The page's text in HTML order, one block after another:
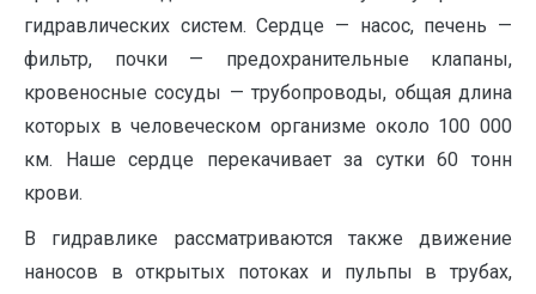
гидравлических систем. Сердце — насос, печень —
фильтр, почки — предохранительные клапаны,
кровеносные сосуды — трубопроводы, общая длина
которых в человеческом организме около 100 000
км. Наше сердце перекачивает за сутки 60 тонн
крови.
В гидравлике рассматриваются также движение
наносов в открытых потоках и пульпы в трубах,